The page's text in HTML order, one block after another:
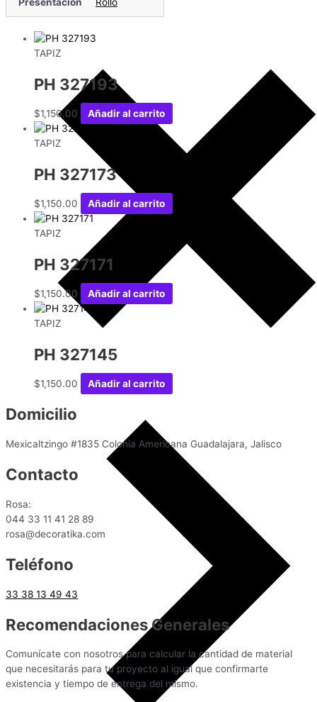
Rollo
TAPIZ
PH 327193
$1,150.00 Añadir al carrito
TAPIZ
PH 327173
$1,150.00 Añadir al carrito
TAPIZ
PH 327171
$1,150.00 Añadir al carrito
TAPIZ
PH 327145
$1,150.00 Añadir al carrito
Domicilio
Mexicaltzingo #1835 Colonia Americana Guadalajara, Jalisco
Contacto
Rosa:
044 33 11 41 28 89
rosa@decoratika.com
Teléfono
33 38 13 49 43
Recomendaciones Generales
Comunícate con nosotros para calcular la cantidad de material
que necesitarás para tu proyecto al igual que confirmarte
existencia y tiempo de entrega del mismo.